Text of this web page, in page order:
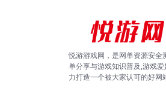
悦游游戏网，是网单资源安全
单分享与游戏知识普及,游戏
力打造一个被大家认可的好网